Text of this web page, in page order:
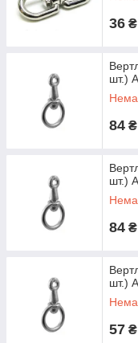
36 ₴
шт.)
84 ₴
шт.)
84 ₴
шт.)
57 ₴